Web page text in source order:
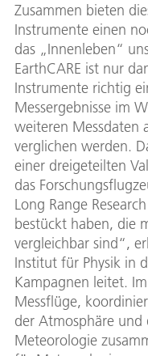
Zusammen bieten
Instrumente einen
das „Innenleben“
EarthCARE ist nur
Instrumente richtig
Messergebnisse im
weiteren Messdaten
verglichen werden.
einer dreigeteilten
das
Long Range
bestückt haben, die
vergleichbar sind“,
Institut für Physik in
Kampagnen leitet.
Messflüge,
der Atmosphäre
Meteorologie